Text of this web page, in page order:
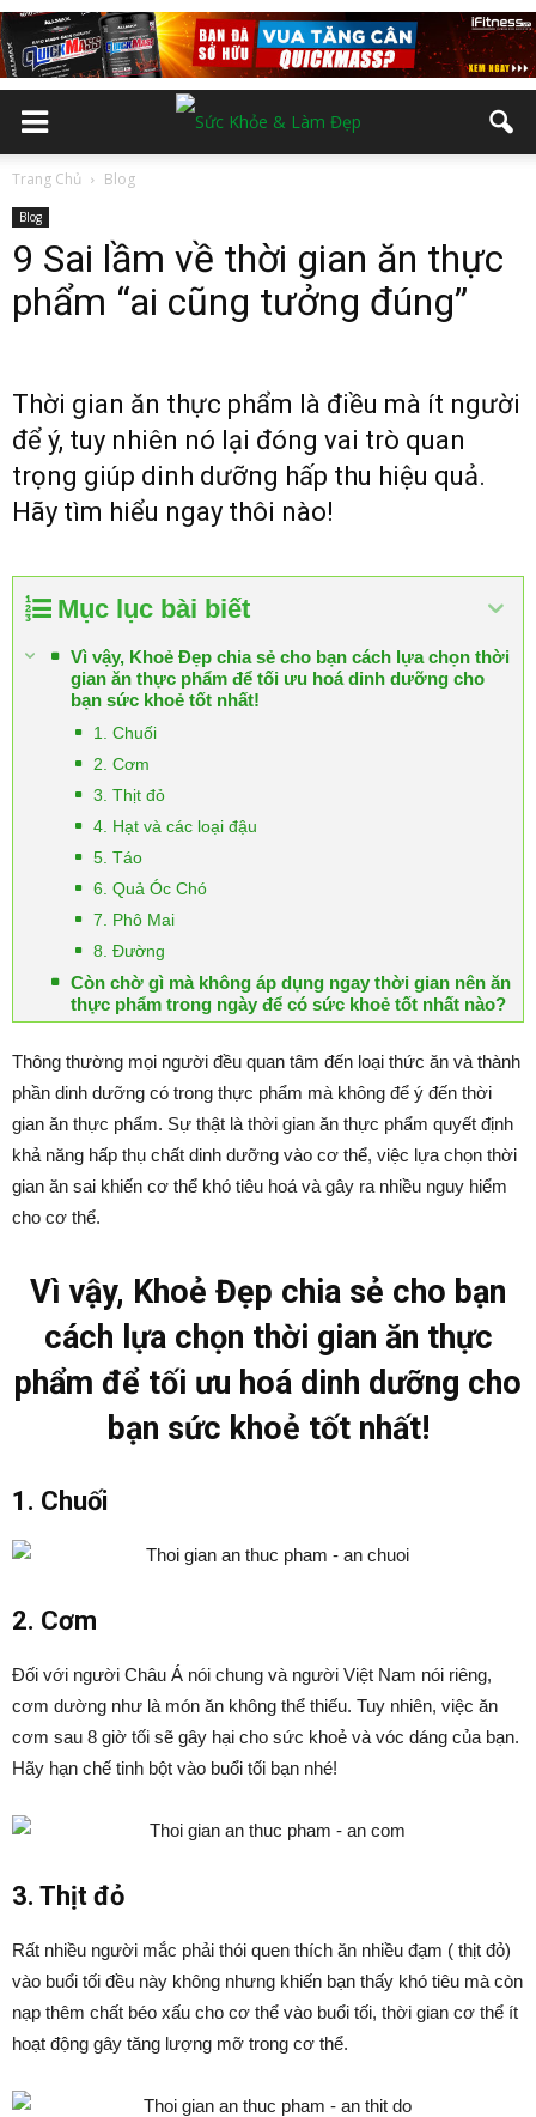
Trang Chủ Blog
Blog
9 Sai lầm về thời gian ăn thực
phẩm “ai cũng tưởng đúng”
Thời gian ăn thực phẩm là điều mà ít người
để ý, tuy nhiên nó lại đóng vai trò quan
trọng giúp dinh dưỡng hấp thu hiệu quả.
Hãy tìm hiểu ngay thôi nào!
Mục lục bài biết
Vì vậy, Khoẻ Đẹp chia sẻ cho bạn cách lựa chọn thời
gian ăn thực phẩm để tối ưu hoá dinh dưỡng cho
bạn sức khoẻ tốt nhất!
1. Chuối
2. Cơm
3. Thịt đỏ
4. Hạt và các loại đậu
5. Táo
6. Quả Óc Chó
7. Phô Mai
8. Đường
Còn chờ gì mà không áp dụng ngay thời gian nên ăn
thực phẩm trong ngày để có sức khoẻ tốt nhất nào?
Thông thường mọi người đều quan tâm đến loại thức ăn và thành
phần dinh dưỡng có trong thực phẩm mà không để ý đến thời
gian ăn thực phẩm. Sự thật là thời gian ăn thực phẩm quyết định
khả năng hấp thụ chất dinh dưỡng vào cơ thể, việc lựa chọn thời
gian ăn sai khiến cơ thể khó tiêu hoá và gây ra nhiều nguy hiểm
cho cơ thể.
Vì vậy, Khoẻ Đẹp chia sẻ cho bạn
cách lựa chọn thời gian ăn thực
phẩm để tối ưu hoá dinh dưỡng cho
bạn sức khoẻ tốt nhất!
1. Chuối
2. Cơm
Đối với người Châu Á nói chung và người Việt Nam nói riêng,
cơm dường như là món ăn không thể thiếu. Tuy nhiên, việc ăn
cơm sau 8 giờ tối sẽ gây hại cho sức khoẻ và vóc dáng của bạn.
Hãy hạn chế tinh bột vào buổi tối bạn nhé!
3. Thịt đỏ
Rất nhiều người mắc phải thói quen thích ăn nhiều đạm ( thịt đỏ)
vào buổi tối đều này không nhưng khiến bạn thấy khó tiêu mà còn
nạp thêm chất béo xấu cho cơ thể vào buổi tối, thời gian cơ thể ít
hoạt động gây tăng lượng mỡ trong cơ thể.